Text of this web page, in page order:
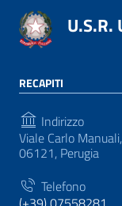
U.S.R.
RECAPITI
Indirizzo
Viale Carlo
06121, Perugia
Telefono